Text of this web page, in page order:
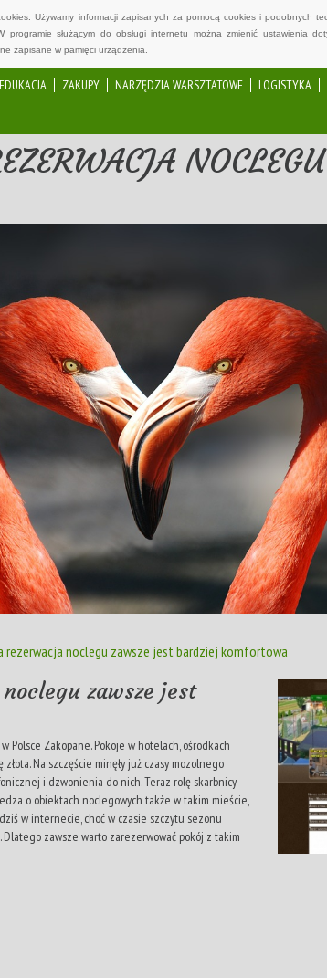
Używamy informacji zapisanych za pomocą cookies i podobnych
programie służącym do obsługi internetu można zmienić ustawienia
zapisane w pamięci urządzenia.
EDUKACJA ZAKUPY NARZĘDZIA WARSZTATOWE LOGISTYKA
rezerwacja noclegu zawsze jest bardziej komfortowa
zawsze jest
Zakopane. Pokoje w hotelach, ośrodkach
Na szczęście minęły już czasy mozolnego
i dzwonienia do nich. Teraz rolę skarbnicy
o obiektach noclegowych także w takim mieście,
w internecie, choć w czasie szczytu sezonu
zawsze warto zarezerwować pokój z takim